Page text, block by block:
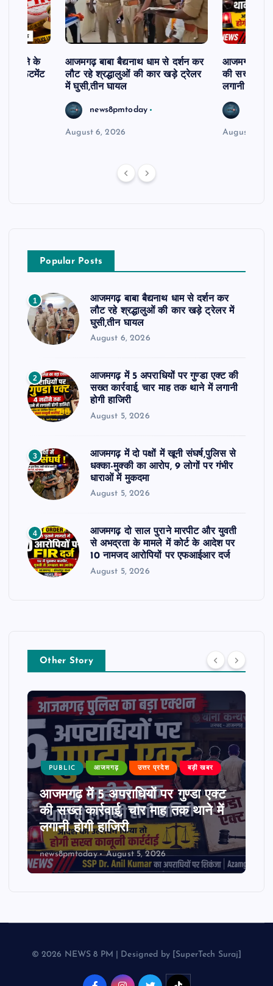
दिलाने के
रिक्रूटमेंट
आजमगढ़ बाबा बैद्यनाथ धाम से दर्शन कर
लौट रहे श्रद्धालुओं की कार खड़े ट्रेलर
में घुसी,तीन घायल
news8pmtoday
August 6, 2026
आजमगढ़ में 5
की सख्त
लगानी होगी
August 5,
Popular Posts
1
आजमगढ़ बाबा बैद्यनाथ धाम से दर्शन कर
लौट रहे श्रद्धालुओं की कार खड़े ट्रेलर में
घुसी,तीन घायल
August 6, 2026
2
आजमगढ़ में 5 अपराधियों पर गुण्डा एक्ट की
सख्त कार्रवाई, चार माह तक थाने में लगानी
होगी हाजिरी
August 5, 2026
3
आजमगढ़ में दो पक्षों में खूनी संघर्ष,पुलिस से
धक्का-मुक्की का आरोप, 9 लोगों पर गंभीर
धाराओं में मुकदमा
August 5, 2026
4
आजमगढ़ दो साल पुराने मारपीट और युवती
से अभद्रता के मामले में कोर्ट के आदेश पर
10 नामजद आरोपियों पर एफआईआर दर्ज
August 5, 2026
Other Story
PUBLIC आजमगढ़ उत्तर प्रदेश बड़ी खबर
आजमगढ़ में 5 अपराधियों पर गुण्डा एक्ट
की सख्त कार्रवाई, चार माह तक थाने में
लगानी होगी हाजिरी
news8pmtoday August 5, 2026
© 2026 NEWS 8 PM | Designed by [SuperTech Suraj]